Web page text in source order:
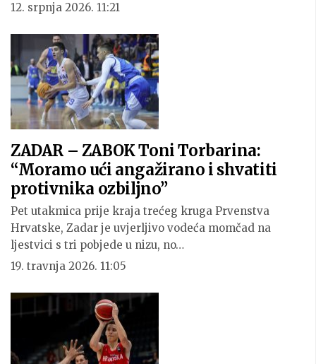
12. srpnja 2026. 11:21
ZADAR – ZABOK Toni Torbarina:
“Moramo ući angažirano i shvatiti
protivnika ozbiljno”
Pet utakmica prije kraja trećeg kruga Prvenstva
Hrvatske, Zadar je uvjerljivo vodeća momčad na
ljestvici s tri pobjede u nizu, no…
19. travnja 2026. 11:05